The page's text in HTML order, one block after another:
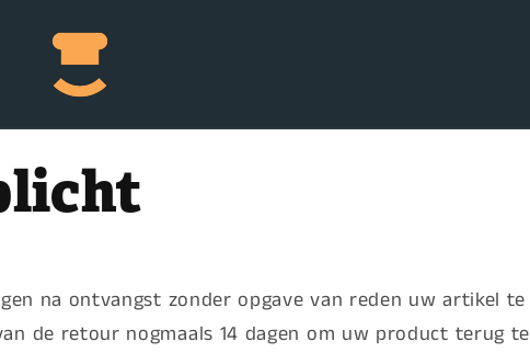
na ontvangst zonder opgave van reden uw artikel te
de retour nogmaals 14 dagen om uw product terug te